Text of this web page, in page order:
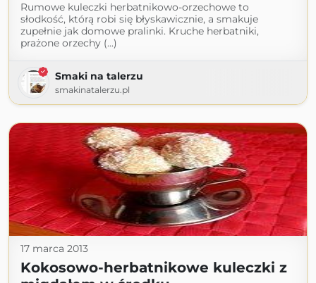
Rumowe kuleczki herbatnikowo-orzechowe to
słodkość, którą robi się błyskawicznie, a smakuje
zupełnie jak domowe pralinki. Kruche herbatniki,
prażone orzechy (...)
Smaki na talerzu
smakinatalerzu.pl
17 marca 2013
Kokosowo-herbatnikowe kuleczki z